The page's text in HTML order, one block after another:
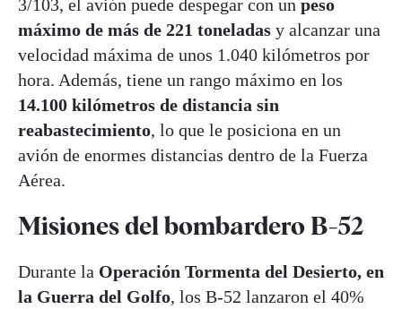
3/103, el avión puede despegar con un peso
máximo de más de 221 toneladas y alcanzar una
velocidad máxima de unos 1.040 kilómetros por
hora. Además, tiene un rango máximo en los
14.100 kilómetros de distancia sin
reabastecimiento, lo que le posiciona en un
avión de enormes distancias dentro de la Fuerza
Aérea.
Misiones del bombardero B-52
Durante la Operación Tormenta del Desierto, en
la Guerra del Golfo, los B-52 lanzaron el 40%